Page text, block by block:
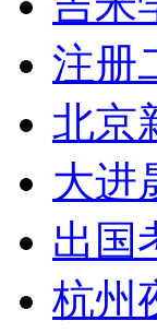
注册
北京
大进
出国
杭州